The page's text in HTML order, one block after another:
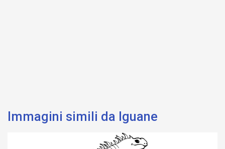
Immagini simili da Iguane